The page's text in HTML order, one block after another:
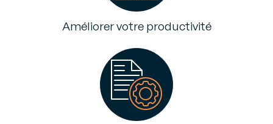
Améliorer votre productivité